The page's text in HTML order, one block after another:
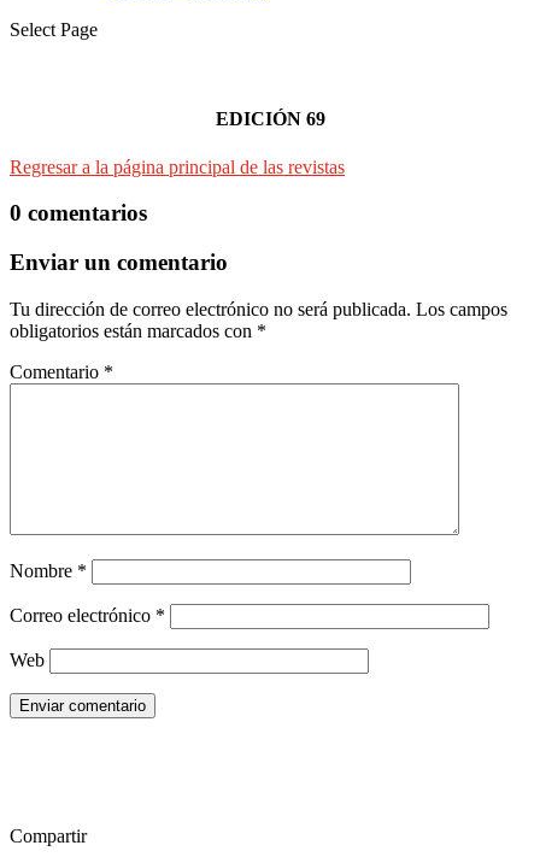
Select Page
EDICIÓN 69
Regresar a la página principal de las revistas
0 comentarios
Enviar un comentario
Tu dirección de correo electrónico no será publicada. Los campos
obligatorios están marcados con *
Comentario *
Nombre *
Correo electrónico *
Web
Enviar comentario
Compartir